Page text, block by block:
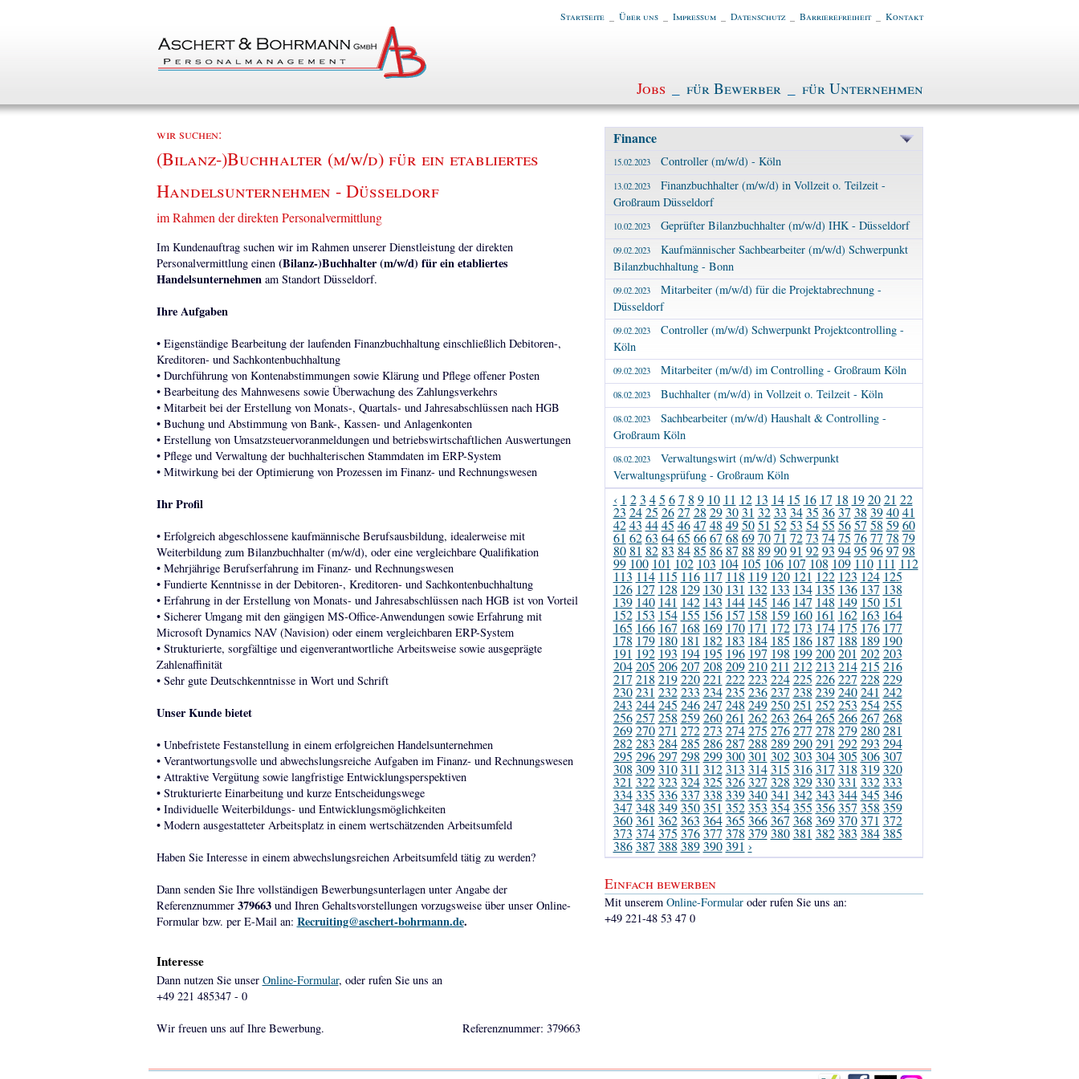
Startseite Über uns Impressum Datenschutz Barrierefreiheit Kontakt
Jobs für Bewerber für Unternehmen
wir suchen:
(Bilanz-)Buchhalter (m/w/d) für ein etabliertes
Handelsunternehmen - Düsseldorf
im Rahmen der direkten Personalvermittlung
Im Kundenauftrag suchen wir im Rahmen unserer Dienstleistung der direkten
Personalvermittlung einen (Bilanz-)Buchhalter (m/w/d) für ein etabliertes
Handelsunternehmenam Standort Düsseldorf.
Ihre Aufgaben
• Eigenständige Bearbeitung der laufenden Finanzbuchhaltung einschließlich Debitoren-,
Kreditoren- und Sachkontenbuchhaltung
• Durchführung von Kontenabstimmungen sowie Klärung und Pflege offener Posten
• Bearbeitung des Mahnwesens sowie Überwachung des Zahlungsverkehrs
• Mitarbeit bei der Erstellung von Monats-, Quartals- und Jahresabschlüssen nach HGB
• Buchung und Abstimmung von Bank-, Kassen- und Anlagenkonten
• Erstellung von Umsatzsteuervoranmeldungen und betriebswirtschaftlichen Auswertungen
• Pflege und Verwaltung der buchhalterischen Stammdaten im ERP-System
• Mitwirkung bei der Optimierung von Prozessen im Finanz- und Rechnungswesen
Ihr Profil
• Erfolgreich abgeschlossene kaufmännische Berufsausbildung, idealerweise mit
Weiterbildung zum Bilanzbuchhalter (m/w/d), oder eine vergleichbare Qualifikation
• Mehrjährige Berufserfahrung im Finanz- und Rechnungswesen
• Fundierte Kenntnisse in der Debitoren-, Kreditoren- und Sachkontenbuchhaltung
• Erfahrung in der Erstellung von Monats- und Jahresabschlüssen nach HGB ist von Vorteil
• Sicherer Umgang mit den gängigen MS-Office-Anwendungen sowie Erfahrung mit
Microsoft Dynamics NAV (Navision) oder einem vergleichbaren ERP-System
• Strukturierte, sorgfältige und eigenverantwortliche Arbeitsweise sowie ausgeprägte
Zahlenaffinität
• Sehr gute Deutschkenntnisse in Wort und Schrift
Unser Kunde bietet
• Unbefristete Festanstellung in einem erfolgreichen Handelsunternehmen
• Verantwortungsvolle und abwechslungsreiche Aufgaben im Finanz- und Rechnungswesen
• Attraktive Vergütung sowie langfristige Entwicklungsperspektiven
• Strukturierte Einarbeitung und kurze Entscheidungswege
• Individuelle Weiterbildungs- und Entwicklungsmöglichkeiten
• Modern ausgestatteter Arbeitsplatz in einem wertschätzenden Arbeitsumfeld
Haben Sie Interesse in einem abwechslungsreichen Arbeitsumfeld tätig zu werden?
Dann senden Sie Ihre vollständigen Bewerbungsunterlagen unter Angabe der
Referenznummer 379663und Ihren Gehaltsvorstellungen vorzugsweise über unser Online-
Formular bzw. per E-Mail an: Recruiting@aschert-bohrmann.de.
Interesse
Dann nutzen Sie unser Online-Formular, oder rufen Sie uns an
+49 221 485347 - 0
Wir freuen uns auf Ihre Bewerbung. Referenznummer: 379663
Finance
15.02.2023 Controller (m/w/d) - Köln
13.02.2023
Finanzbuchhalter (m/w/d) in Vollzeit o. Teilzeit -
Großraum Düsseldorf
10.02.2023 Geprüfter Bilanzbuchhalter (m/w/d) IHK - Düsseldorf
09.02.2023
Kaufmännischer Sachbearbeiter (m/w/d) Schwerpunkt
Bilanzbuchhaltung - Bonn
09.02.2023
Mitarbeiter (m/w/d) für die Projektabrechnung -
Düsseldorf
09.02.2023
Controller (m/w/d) Schwerpunkt Projektcontrolling -
Köln
09.02.2023 Mitarbeiter (m/w/d) im Controlling - Großraum Köln
08.02.2023 Buchhalter (m/w/d) in Vollzeit o. Teilzeit - Köln
08.02.2023
Sachbearbeiter (m/w/d) Haushalt & Controlling -
Großraum Köln
08.02.2023
Verwaltungswirt (m/w/d) Schwerpunkt
Verwaltungsprüfung - Großraum Köln
‹ 1 2 3 4 5 6 7 8 9 10 11 12 13 14 15 16 17 18 19 20 21 22
23 24 25 26 27 28 29 30 31 32 33 34 35 36 37 38 39 40 41
42 43 44 45 46 47 48 49 50 51 52 53 54 55 56 57 58 59 60
61 62 63 64 65 66 67 68 69 70 71 72 73 74 75 76 77 78 79
80 81 82 83 84 85 86 87 88 89 90 91 92 93 94 95 96 97 98
99 100 101 102 103 104 105 106 107 108 109 110 111 112
113 114 115 116 117 118 119 120 121 122 123 124 125
126 127 128 129 130 131 132 133 134 135 136 137 138
139 140 141 142 143 144 145 146 147 148 149 150 151
152 153 154 155 156 157 158 159 160 161 162 163 164
165 166 167 168 169 170 171 172 173 174 175 176 177
178 179 180 181 182 183 184 185 186 187 188 189 190
191 192 193 194 195 196 197 198 199 200 201 202 203
204 205 206 207 208 209 210 211 212 213 214 215 216
217 218 219 220 221 222 223 224 225 226 227 228 229
230 231 232 233 234 235 236 237 238 239 240 241 242
243 244 245 246 247 248 249 250 251 252 253 254 255
256 257 258 259 260 261 262 263 264 265 266 267 268
269 270 271 272 273 274 275 276 277 278 279 280 281
282 283 284 285 286 287 288 289 290 291 292 293 294
295 296 297 298 299 300 301 302 303 304 305 306 307
308 309 310 311 312 313 314 315 316 317 318 319 320
321 322 323 324 325 326 327 328 329 330 331 332 333
334 335 336 337 338 339 340 341 342 343 344 345 346
347 348 349 350 351 352 353 354 355 356 357 358 359
360 361 362 363 364 365 366 367 368 369 370 371 372
373 374 375 376 377 378 379 380 381 382 383 384 385
386 387 388 389 390 391 ›
Einfach bewerben
Mit unserem Online-Formularoder rufen Sie uns an:
+49 221-48 53 47 0